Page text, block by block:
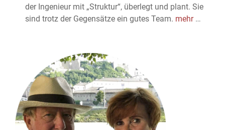
der Ingenieur mit „Struktur“, überlegt und plant. Sie
sind trotz der Gegensätze ein gutes Team. mehr …